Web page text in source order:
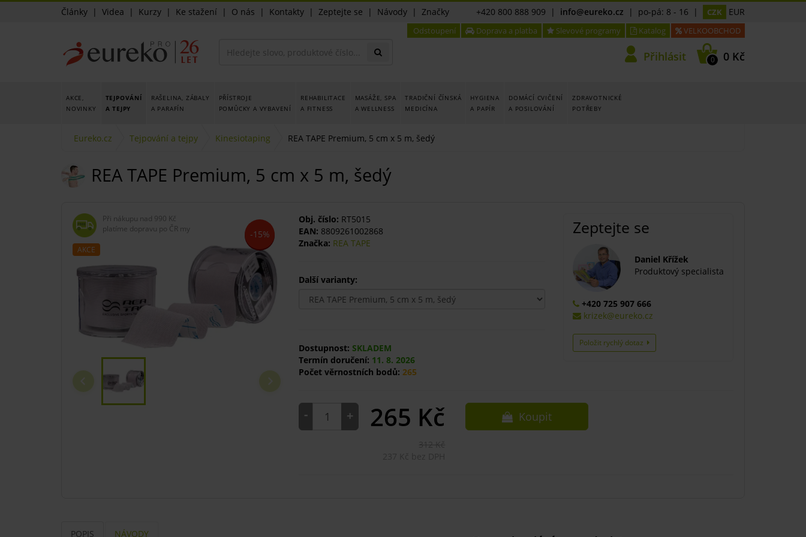
Články | Videa | Kurzy | Ke stažení | O nás | Kontakty | Zeptejte se | Návody | Značky +420 800 888 909 | info@eureko.cz | po-pá: 8 - 16 | CZK EUR
Odstoupení Doprava a platba Slevové programy Katalog VELKOOBCHOD
Přihlásit 0 0 Kč
AKCE,
NOVINKY
TEJPOVÁNÍ
A TEJPY
RAŠELINA, ZÁBALY
A PARAFÍN
PŘÍSTROJE
POMŮCKY A VYBAVENÍ
REHABILITACE
A FITNESS
MASÁŽE, SPA
A WELLNESS
TRADIČNÍ ČÍNSKÁ
MEDICÍNA
HYGIENA
A PAPÍR
DOMÁCÍ CVIČENÍ
A POSILOVÁNÍ
ZDRAVOTNICKÉ
POTŘEBY
Eureko.cz Tejpování a tejpy Kinesiotaping REA TAPE Premium, 5 cm x 5 m, šedý
REA TAPE Premium, 5 cm x 5 m, šedý
Při nákupu nad 990 Kč
platíme dopravu po ČR my
AKCE
-15%
Obj. číslo: RT5015
EAN: 8809261002868
Značka: REA TAPE
Další varianty:
Dostupnost: SKLADEM
Termín doručení: 11. 8. 2026
Počet věrnostních bodů: 265
Zeptejte se
Daniel Křížek
Produktový specialista
+420 725 907 666
krizek@eureko.cz
Položit rychlý dotaz
- + 265 Kč Koupit
POPIS NÁVODY